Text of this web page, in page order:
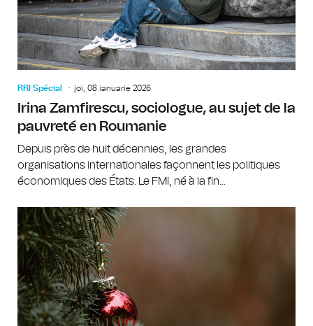
RRI Spécial joi, 08 ianuarie 2026
Irina Zamfirescu, sociologue, au sujet de la
pauvreté en Roumanie
Depuis près de huit décennies, les grandes
organisations internationales façonnent les politiques
économiques des États. Le FMI, né à la fin...